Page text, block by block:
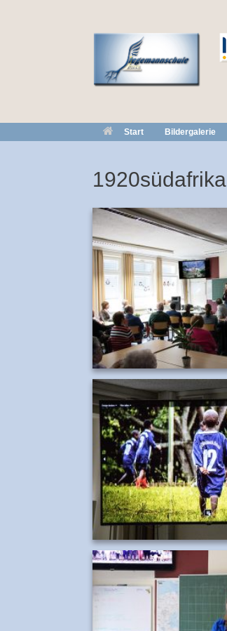
Start Bildergalerie
1920südafrika